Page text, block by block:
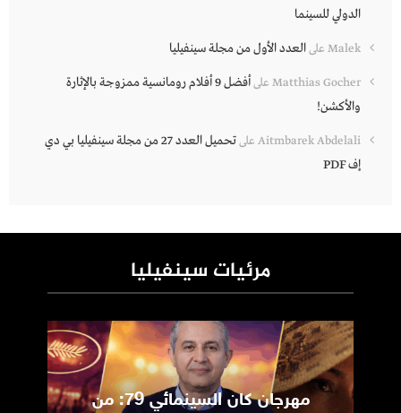
الدولي للسينما
Malek علىالعدد الأول من مجلة سينفيليا
Matthias Gocher على
أفضل 9 أفلام رومانسية ممزوجة بالإثارة
والأكشن!
Aitmbarek Abdelali على
تحميل العدد 27 من مجلة سينفيليا بي دي
إف PDF
مرئيات سينفيليا
مهرجان كان السينمائي 79: من